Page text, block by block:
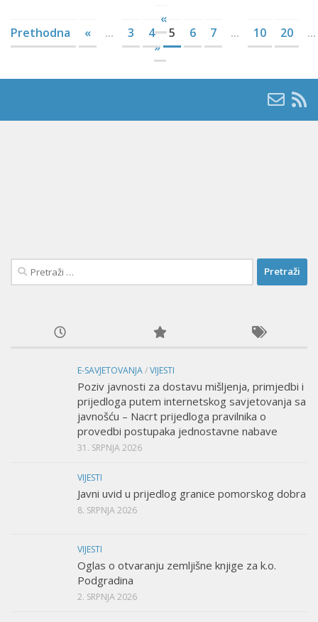
«
Prethodna
« ... 3 4 5 6 7 ... 10 20
...
»
Pretraži:
E-SAVJETOVANJA/VIJESTI
Poziv javnosti za dostavu mišljenja, primjedbi i
prijedloga putem internetskog savjetovanja sa
javnošću – Nacrt prijedloga pravilnika o
provedbi postupaka jednostavne nabave
31. SRPNJA 2026
VIJESTI
Javni uvid u prijedlog granice pomorskog dobra
8. SRPNJA 2026
VIJESTI
Oglas o otvaranju zemljišne knjige za k.o.
Podgradina
2. SRPNJA 2026